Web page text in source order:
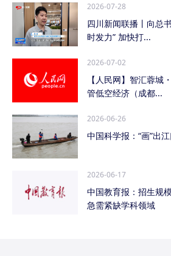
2026-07-28
四川新闻联播丨向总
时发力” 加快打...
2026-07-02
【人民网】智汇蓉城
管低空经济（成都...
2026-06-26
中国科学报：“画”出
2026-06-17
中国教育报：招生规
急需紧缺学科领域